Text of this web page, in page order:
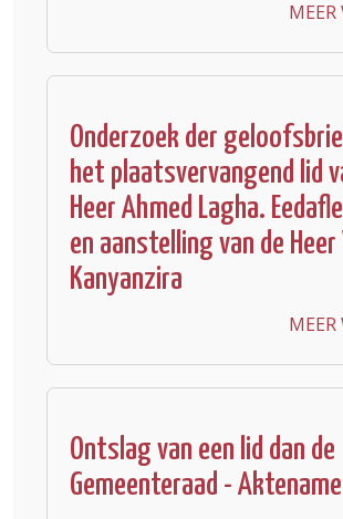
MEER
Onderzoek der
het plaatsvervangend lid
Heer Ahmed Lagha.
en aanstelling van de
Kanyanzira
MEER
Ontslag van een lid dan de
Gemeenteraad - Aktename